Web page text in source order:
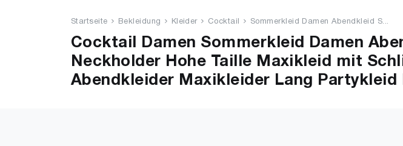
Startseite Bekleidung Kleider Cocktail Sommerkleid Damen Abendkleid S...
Cocktail Damen Sommerkleid Damen
Neckholder Hohe Taille Maxikleid mit
Abendkleider Maxikleider Lang Partykleid